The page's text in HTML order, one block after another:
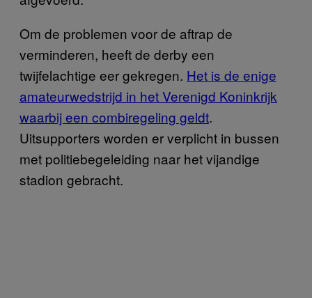
Om de problemen voor de aftrap de
verminderen, heeft de derby een
twijfelachtige eer gekregen. Het is de enige
amateurwedstrijd in het Verenigd Koninkrijk
waarbij een combiregeling geldt.
Uitsupporters worden er verplicht in bussen
met politiebegeleiding naar het vijandige
stadion gebracht.